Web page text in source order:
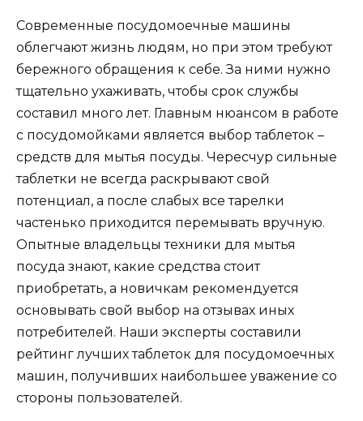
Современные посудомоечные машины
облегчают жизнь людям, но при этом требуют
бережного обращения к себе. За ними нужно
тщательно ухаживать, чтобы срок службы
составил много лет. Главным нюансом в работе
с посудомойками является выбор таблеток –
средств для мытья посуды. Чересчур сильные
таблетки не всегда раскрывают свой
потенциал, а после слабых все тарелки
частенько приходится перемывать вручную.
Опытные владельцы техники для мытья
посуда знают, какие средства стоит
приобретать, а новичкам рекомендуется
основывать свой выбор на отзывах иных
потребителей. Наши эксперты составили
рейтинг лучших таблеток для посудомоечных
машин, получивших наибольшее уважение со
стороны пользователей.